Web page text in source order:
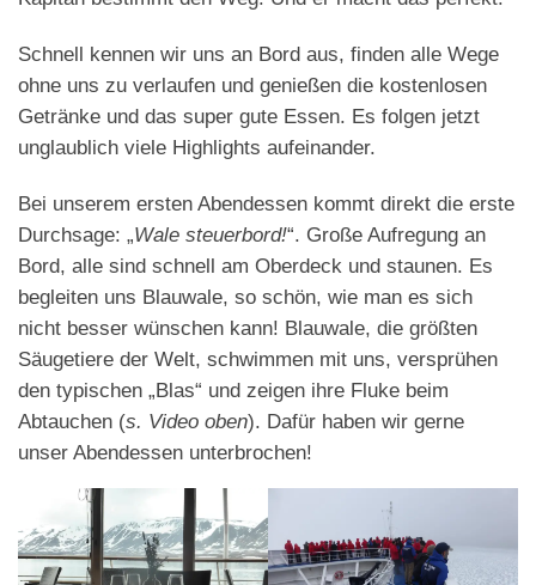
Schnell kennen wir uns an Bord aus, finden alle Wege
ohne uns zu verlaufen und genießen die kostenlosen
Getränke und das super gute Essen. Es folgen jetzt
unglaublich viele Highlights aufeinander.
Bei unserem ersten Abendessen kommt direkt die erste
Durchsage: „Wale steuerbord!“. Große Aufregung an
Bord, alle sind schnell am Oberdeck und staunen. Es
begleiten uns Blauwale, so schön, wie man es sich
nicht besser wünschen kann! Blauwale, die größten
Säugetiere der Welt, schwimmen mit uns, versprühen
den typischen „Blas“ und zeigen ihre Fluke beim
Abtauchen (s. Video oben). Dafür haben wir gerne
unser Abendessen unterbrochen!